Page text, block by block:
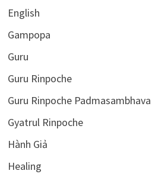
English
Gampopa
Guru
Guru Rinpoche
Guru Rinpoche Padmasambhava
Gyatrul Rinpoche
Hành Giả
Healing